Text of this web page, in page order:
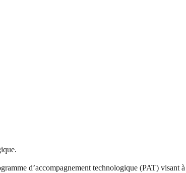
d’accompagnement technologique (PAT) visant